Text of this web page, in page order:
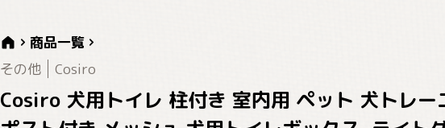
商品一覧
その他
Cosiro
Cosiro 犬用トイレ 柱付き 室内用 ペット 犬トレ